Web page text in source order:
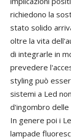
richiedono la
stato solido
oltre la vita
di integrarle in
prevedere
styling può
sistemi a Led
d'ingombro delle
In genere poi i
lampade